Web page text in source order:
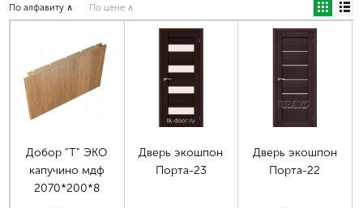
По алфавиту ∧ По цене ∧
Добор "Т" ЭКО
капучино мдф
2070*200*8
Дверь экошпон
Порта-23
Дверь экошпон
Порта-22